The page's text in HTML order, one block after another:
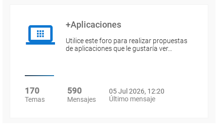
+Aplicaciones
Utilice este foro para realizar propuestas
de aplicaciones que le gustaría ver…
170
Temas
590
Mensajes
05 Jul 2026, 12:20
Último mensaje